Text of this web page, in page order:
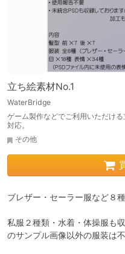
立ち絵素材No.1
WaterBridge
ゲーム製作などでご利用いただけ
対応。
その他
ブレザー・セーラー服など８種
私服２種類・水着・体操服も
のサンプル画像以外の服装は不